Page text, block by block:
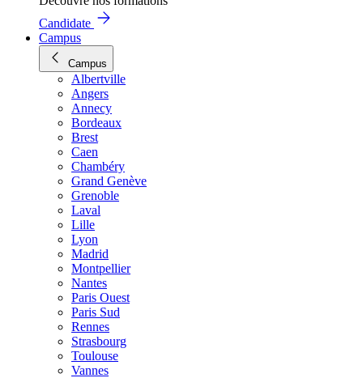
Candidate
Campus
Campus
Albertville
Angers
Annecy
Bordeaux
Brest
Caen
Chambéry
Grand Genève
Grenoble
Laval
Lille
Lyon
Madrid
Montpellier
Nantes
Paris Ouest
Paris Sud
Rennes
Strasbourg
Toulouse
Vannes